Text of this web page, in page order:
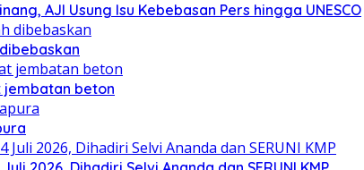
AJI Usung Isu Kebebasan Pers hingga UNESCO
jembatan beton